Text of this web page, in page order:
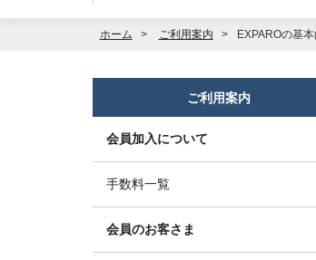
ホーム ご利用案内 EXPAROの基
ご利用案内
会員加入について
手数料一覧
会員のお客さま